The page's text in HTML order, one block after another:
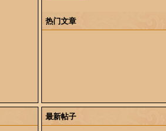
热门文章
最新帖子